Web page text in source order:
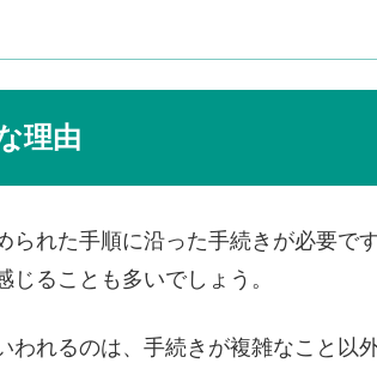
理由
られた手順に沿った手続きが必要で
ることも多いでしょう。
われるのは、手続きが複雑なこと以